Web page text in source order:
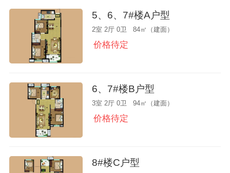
5、6、7#楼A户型
2室 2厅 0卫 84㎡（建面）
价格待定
6、7#楼B户型
3室 2厅 0卫 94㎡（建面）
价格待定
8#楼C户型